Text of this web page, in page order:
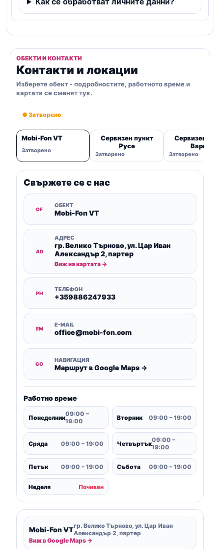
ОБЕКТИ И КОНТАКТИ
Контакти и локации
Изберете обект - подробностите, работното време и
картата се сменят тук.
● Затворено
Mobi-Fon VT
Затворено
Сервизен пункт
Русе
Затворено
Сервизен
Варна
Затворено
Свържете се с нас
OF
ОБЕКТ
Mobi-Fon VT
AD
АДРЕС
гр. Велико Търново, ул. Цар Иван
Александър 2, партер
Виж на картата →
PH
ТЕЛЕФОН
+359886247933
EM
E-MAIL
office@mobi-fon.com
GO
НАВИГАЦИЯ
Маршрут в Google Maps →
Работно време
Понеделник09:00 –
19:00
Вторник 09:00 – 19:00
Сряда 09:00 – 19:00 Четвъртък09:00 –
19:00
Петък 09:00 – 19:00 Събота 09:00 – 19:00
Неделя Почивен
Mobi-Fon VTгр. Велико Търново, ул. Цар Иван
Александър 2, партер
Виж в Google Maps →